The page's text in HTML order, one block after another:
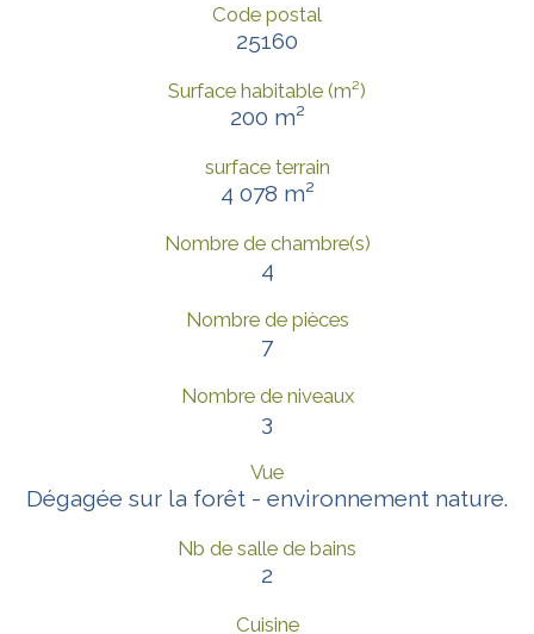
Code postal
25160
Surface habitable (m²)
200 m²
surface terrain
4 078 m²
Nombre de chambre(s)
4
Nombre de pièces
7
Nombre de niveaux
3
Vue
Dégagée sur la forêt - environnement nature.
Nb de salle de bains
2
Cuisine